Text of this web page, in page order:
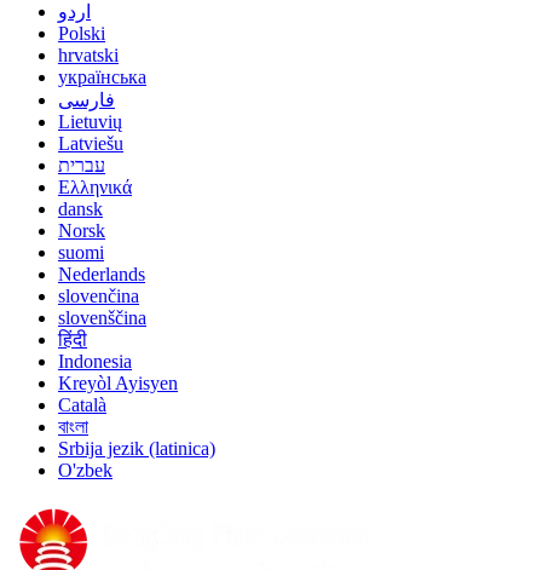
اردو
Polski
hrvatski
українська
فارسی
Lietuvių
Latviešu
עברית
Ελληνικά
dansk
Norsk
suomi
Nederlands
slovenčina
slovenščina
हिंदी
Indonesia
Kreyòl Ayisyen
Català
বাংলা
Srbija jezik (latinica)
O'zbek